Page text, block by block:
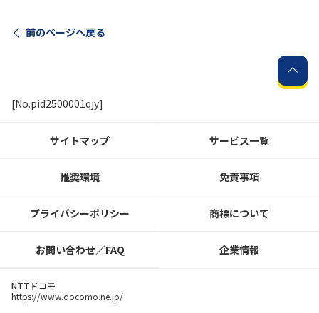
前のページへ戻る
[No.pid2500001qjy]
サイトマップ サービス一覧
推奨環境 免責事項
プライバシーポリシー 商標について
お問い合わせ／FAQ 企業情報
NTTドコモ
https://www.docomo.ne.jp/